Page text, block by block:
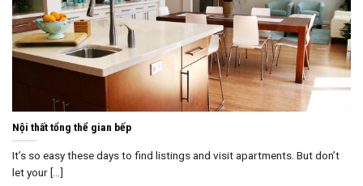
Nội thất tổng thể gian bếp
It’s so easy these days to find listings and visit apartments. But don’t
let your [...]